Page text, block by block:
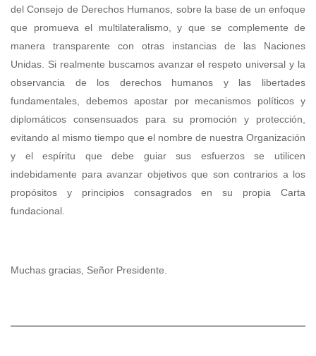
del Consejo de Derechos Humanos, sobre la base de un enfoque
que promueva el multilateralismo, y que se complemente de
manera transparente con otras instancias de las Naciones
Unidas. Si realmente buscamos avanzar el respeto universal y la
observancia de los derechos humanos y las libertades
fundamentales, debemos apostar por mecanismos políticos y
diplomáticos consensuados para su promoción y protección,
evitando al mismo tiempo que el nombre de nuestra Organización
y el espíritu que debe guiar sus esfuerzos se utilicen
indebidamente para avanzar objetivos que son contrarios a los
propósitos y principios consagrados en su propia Carta
fundacional.
Muchas gracias, Señor Presidente.